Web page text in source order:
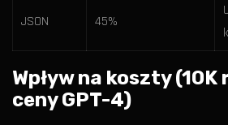
JSON 45%
Wpływ na koszty
ceny GPT-4)